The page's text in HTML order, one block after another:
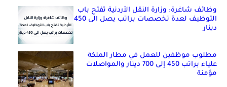
وظائف شاغرة: وزارة النقل الأردنية تفتح باب
التوظيف لعدة تخصصات براتب يصل الى 450
دينار
مطلوب موظفين للعمل في مطار الملكة
علياء براتب 450 إلى 700 دينار والمواصلات
مؤمنة